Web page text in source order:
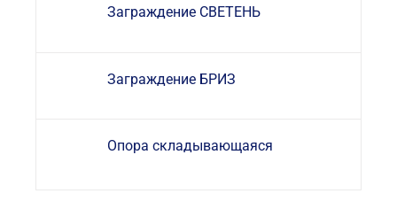
Заграждение СВЕТЕНЬ
Заграждение БРИЗ
Опора складывающаяся